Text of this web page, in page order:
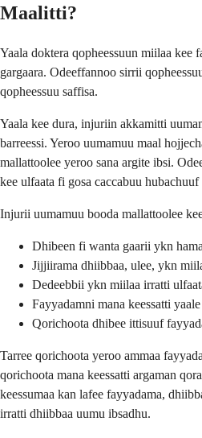
Maalitti?
Yaala doktera qopheessuun miilaa kee
gargaara. Odeeffannoo sirrii
qopheessuu saffisa.
Yaala kee dura, injuriin akkamitti
barreessi. Yeroo uumamuu maal
mallattoolee yeroo sana argite ibsi.
kee ulfaata fi gosa caccabuu hubachuuf
Injurii uumamuu booda mallattoolee
Dhibeen fi wanta gaarii ykn
Jijjiirama dhiibbaa, ulee, ykn
Dedeebbii ykn miilaa irratti
Fayyadamni mana keessatti
Qorichoota dhibee ittisuuf
Tarree qorichoota yeroo ammaa
qorichoota mana keessatti argaman
keessumaa kan lafee fayyadama,
irratti dhiibbaa uumu ibsadhu.